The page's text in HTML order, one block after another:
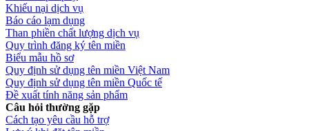
Khiếu nại dịch vụ
Báo cáo lạm dụng
Than phiền chất lượng dịch vụ
Quy trình đăng ký tên miền
Biểu mẫu hồ sơ
Quy định sử dụng tên miền Việt Nam
Quy định sử dụng tên miền Quốc tế
Đề xuất tính năng sản phẩm
Câu hỏi thường gặp
Cách tạo yêu cầu hỗ trợ